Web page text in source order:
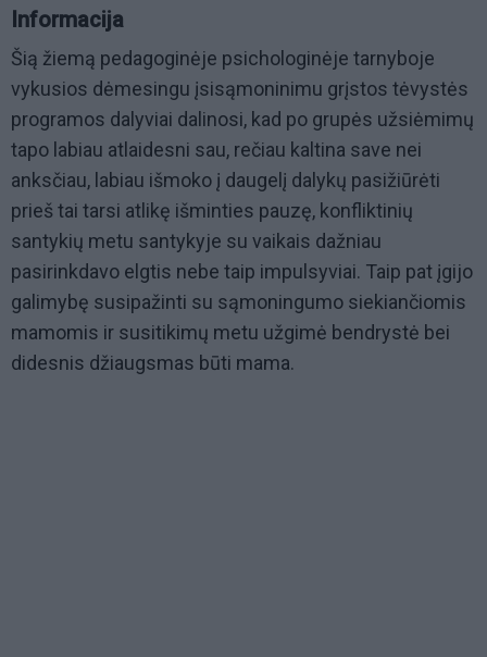
Informacija
Šią žiemą pedagoginėje psichologinėje tarnyboje
vykusios dėmesingu įsisąmoninimu grįstos tėvystės
programos dalyviai dalinosi, kad po grupės užsiėmimų
tapo labiau atlaidesni sau, rečiau kaltina save nei
anksčiau, labiau išmoko į daugelį dalykų pasižiūrėti
prieš tai tarsi atlikę išminties pauzę, konfliktinių
santykių metu santykyje su vaikais dažniau
pasirinkdavo elgtis nebe taip impulsyviai. Taip pat įgijo
galimybę susipažinti su sąmoningumo siekiančiomis
mamomis ir susitikimų metu užgimė bendrystė bei
didesnis džiaugsmas būti mama.